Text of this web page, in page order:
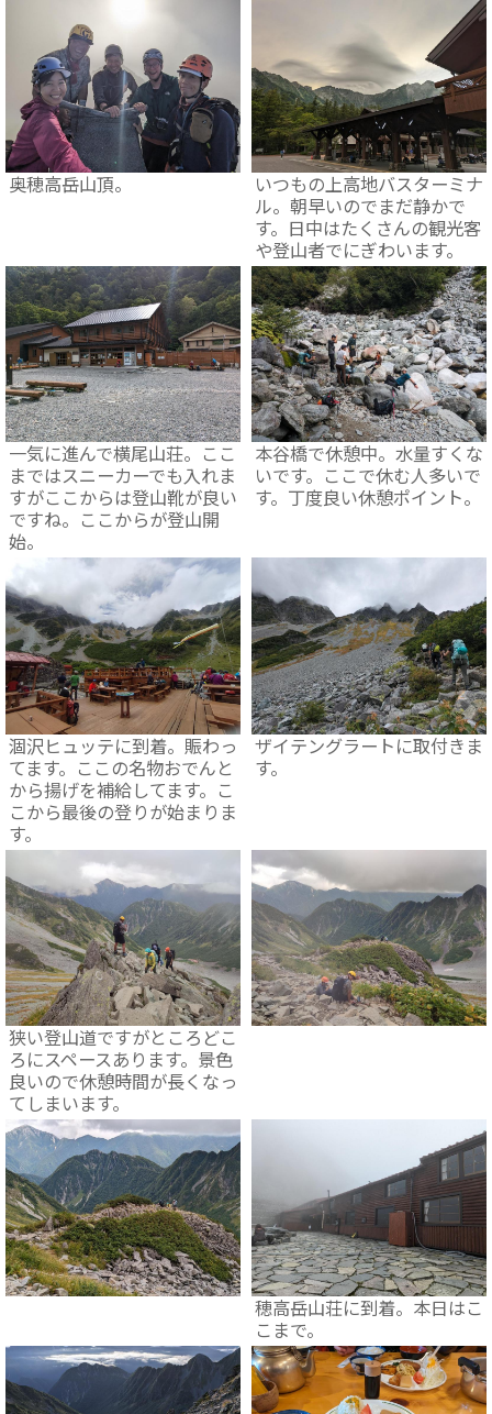
奥穂高岳山頂。
いつもの上高地バスターミナ
ル。朝早いのでまだ静かで
す。日中はたくさんの観光客
や登山者でにぎわいます。
一気に進んで横尾山荘。ここ
まではスニーカーでも入れま
すがここからは登山靴が良い
ですね。ここからが登山開
始。
本谷橋で休憩中。水量すくな
いです。ここで休む人多いで
す。丁度良い休憩ポイント。
涸沢ヒュッテに到着。賑わっ
てます。ここの名物おでんと
から揚げを補給してます。こ
こから最後の登りが始まりま
す。
ザイテングラートに取付きま
す。
狭い登山道ですがところどこ
ろにスペースあります。景色
良いので休憩時間が長くなっ
てしまいます。
穂高岳山荘に到着。本日はこ
こまで。